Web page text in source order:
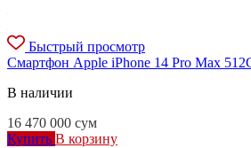
Быстрый просмотр
Смартфон Apple iPhone 14 Pro Max
В наличии
16 470 000 сум
Купить В корзину